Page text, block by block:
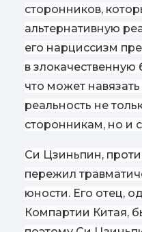
сторонников,
альтернативную
его нарциссизм
в злокачественную
что может
реальность не
сторонникам, но и
Си Цзиньпин,
пережил
юности. Его отец,
Компартии Китая,